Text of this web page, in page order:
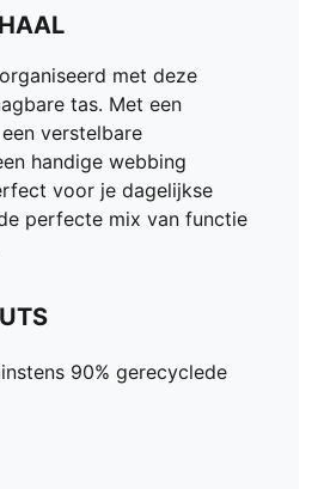
met deze
tas. Met een
verstelbare
handige webbing
voor je dagelijkse
perfecte mix van functie
90% gerecyclede